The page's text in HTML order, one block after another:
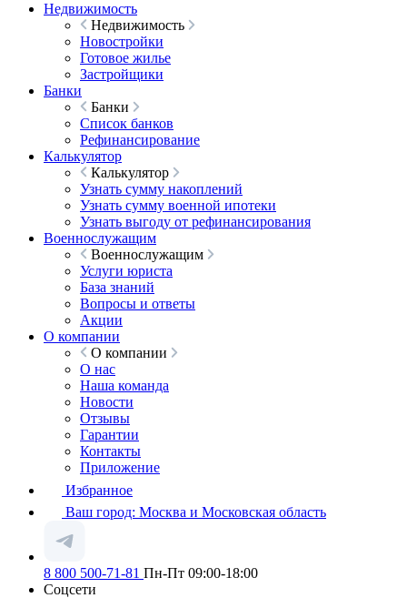
Недвижимость
Недвижимость
Новостройки
Готовое жилье
Застройщики
Банки
Банки
Список банков
Рефинансирование
Калькулятор
Калькулятор
Узнать сумму накоплений
Узнать сумму военной ипотеки
Узнать выгоду от рефинансирования
Военнослужащим
Военнослужащим
Услуги юриста
База знаний
Вопросы и ответы
Акции
О компании
О компании
О нас
Наша команда
Новости
Отзывы
Гарантии
Контакты
Приложение
Избранное
Ваш город: Москва и Московская область
8 800 500-71-81 Пн-Пт 09:00-18:00
Соцсети